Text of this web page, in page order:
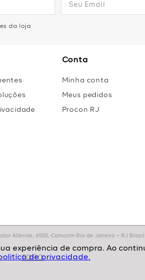
de privacidade.
da loja
Conta
Minha conta
Meus pedidos
Procon RJ
Allende, 6555, Camorim Rio de Janeiro – RJ
TOPO